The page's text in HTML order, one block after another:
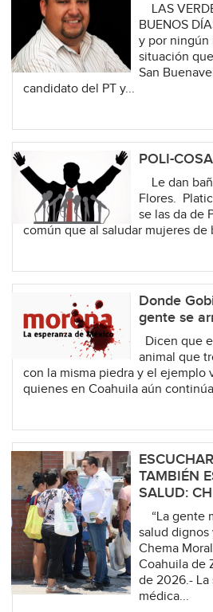
LAS
BUENOS
y por ningún
situación
San
candidato del PT y...
POLI-
Le dan
Flores.
se las da de
común que al saludar mujeres de
Donde
gente se
Dicen que
animal que
con la misma piedra y el ejemplo
quienes en Coahuila aún
TAMBIÉN
SALUD:
“La gente
salud dignos
Chema
Coahuila de
de 2026.- La
médica...